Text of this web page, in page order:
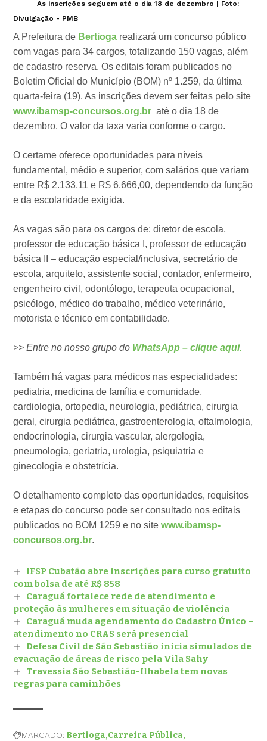
As inscrições seguem até o dia 18 de dezembro | Foto:
Divulgação - PMB
A Prefeitura de Bertioga realizará um concurso público
com vagas para 34 cargos, totalizando 150 vagas, além
de cadastro reserva. Os editais foram publicados no
Boletim Oficial do Município (BOM) nº 1.259, da última
quarta-feira (19). As inscrições devem ser feitas pelo site
www.ibamsp-concursos.org.br até o dia 18 de
dezembro. O valor da taxa varia conforme o cargo.
O certame oferece oportunidades para níveis
fundamental, médio e superior, com salários que variam
entre R$ 2.133,11 e R$ 6.666,00, dependendo da função
e da escolaridade exigida.
As vagas são para os cargos de: diretor de escola,
professor de educação básica I, professor de educação
básica II – educação especial/inclusiva, secretário de
escola, arquiteto, assistente social, contador, enfermeiro,
engenheiro civil, odontólogo, terapeuta ocupacional,
psicólogo, médico do trabalho, médico veterinário,
motorista e técnico em contabilidade.
>> Entre no nosso grupo do WhatsApp – clique aqui.
Também há vagas para médicos nas especialidades:
pediatria, medicina de família e comunidade,
cardiologia, ortopedia, neurologia, pediátrica, cirurgia
geral, cirurgia pediátrica, gastroenterologia, oftalmologia,
endocrinologia, cirurgia vascular, alergologia,
pneumologia, geriatria, urologia, psiquiatria e
ginecologia e obstetrícia.
O detalhamento completo das oportunidades, requisitos
e etapas do concurso pode ser consultado nos editais
publicados no BOM 1259 e no sitewww.ibamsp-
concursos.org.br.
IFSP Cubatão abre inscrições para curso gratuito
com bolsa de até R$ 858
Caraguá fortalece rede de atendimento e
proteção às mulheres em situação de violência
Caraguá muda agendamento do Cadastro Único –
atendimento no CRAS será presencial
Defesa Civil de São Sebastião inicia simulados de
evacuação de áreas de risco pela Vila Sahy
Travessia São Sebastião-Ilhabela tem novas
regras para caminhões
MARCADO: Bertioga Carreira Pública